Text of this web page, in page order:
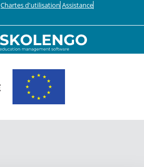
Chartes d'utilisation Assistance